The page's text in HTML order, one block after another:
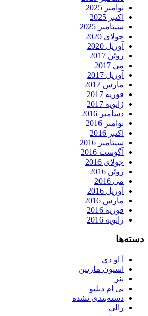
نوامبر 2025
اکتبر 2025
سپتامبر 2025
جولای 2020
آوریل 2020
ژوئن 2017
می 2017
آوریل 2017
مارس 2017
فوریه 2017
ژانویه 2017
دسامبر 2016
نوامبر 2016
اکتبر 2016
سپتامبر 2016
آگوست 2016
جولای 2016
ژوئن 2016
می 2016
آوریل 2016
مارس 2016
فوریه 2016
ژانویه 2016
دسته‌ها
آ او دی
استون مارتین
بنز
بی ام دبلیو
دسته‌بندی نشده
رالی